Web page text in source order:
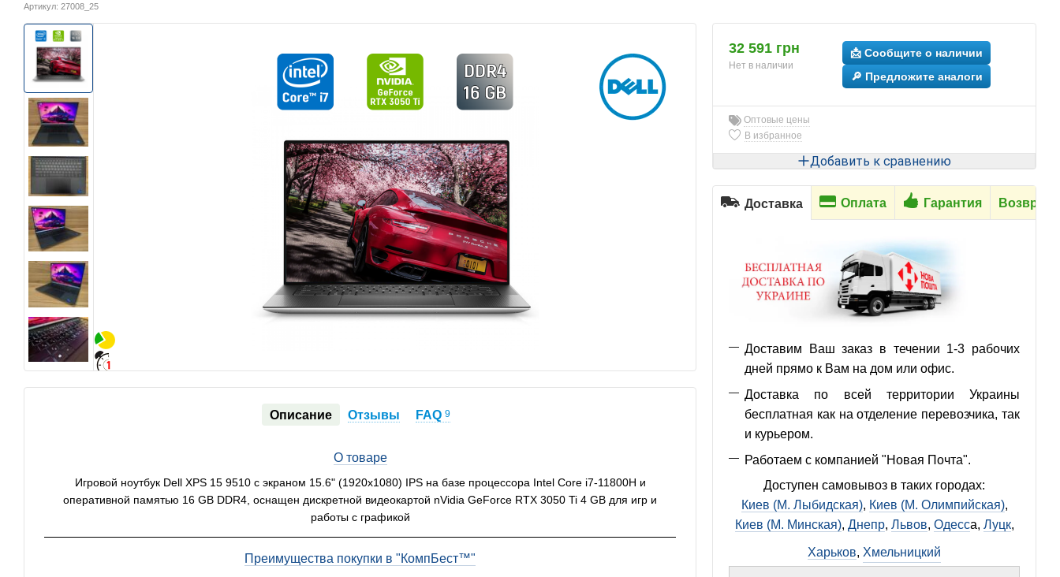
Артикул: 27008_25
Описание Отзывы FAQ9
О товаре
Игровой ноутбук Dell XPS 15 9510 с экраном 15.6" (1920x1080) IPS на базе процессора Intel Core i7-11800H и
оперативной памятью 16 GB DDR4, оснащен дискретной видеокартой nVidia GeForce RTX 3050 Ti 4 GB для игр и
работы с графикой
Преимущества покупки в "КомпБест™"
32 591 грн
Нет в наличии
📩 Сообщите о наличии
🔎 Предложите аналоги
Оптовые цены
В избранное
Добавить к сравнению
Доставка Оплата Гарантия Возврат
Доставим Ваш заказ в течении 1-3 рабочих
дней прямо к Вам на дом или офис.
Доставка по всей территории Украины
бесплатная как на отделение перевозчика, так
и курьером.
Работаем с компанией "Новая Почта".
Доступен самовывоз в таких городах:
Киев (М. Лыбидская), Киев (М. Олимпийская),
Киев (М. Минская), Днепр, Львов, Одесса, Луцк,
Харьков, Хмельницкий